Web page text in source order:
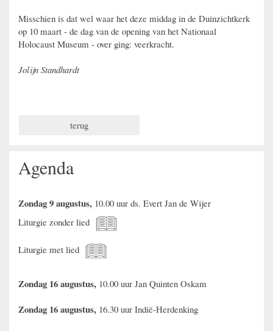
Misschien is dat wel waar het deze middag in de Duinzichtkerk
op 10 maart - de dag van de opening van het Nationaal
Holocaust Museum - over ging: veerkracht.
Jolijn Standhardt
terug
Agenda
Zondag 9 augustus, 10.00 uur ds. Evert Jan de Wijer
Liturgie zonder lied
Liturgie met lied
Zondag 16 augustus, 10.00 uur Jan Quinten Oskam
Zondag 16 augustus, 16.30 uur Indië-Herdenking